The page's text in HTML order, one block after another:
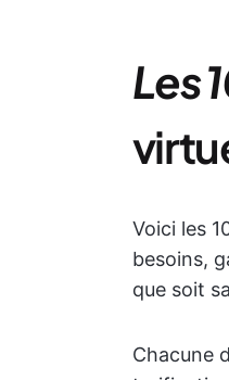
Les
Voici les
besoins,
que soit
Chacune